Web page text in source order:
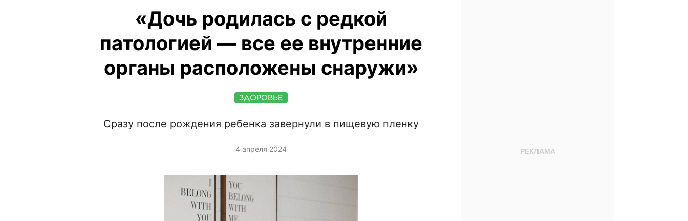
«Дочь родилась с редкой
патологией — все ее внутренние
органы расположены снаружи»
ЗДОРОВЬЕ
Сразу после рождения ребенка завернули в пищевую пленку
4 апреля 2024